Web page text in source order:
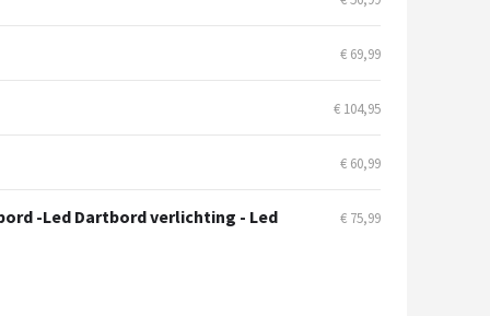
€ 69,99
€ 104,95
€ 60,99
-Led Dartbord verlichting - Led € 75,99